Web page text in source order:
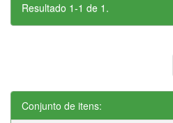
Resultado 1-1 de 1.
Conjunto de itens: